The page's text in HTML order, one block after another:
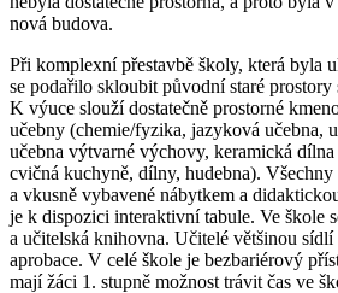
nová budova.
Při komplexní přestavbě školy, která byla
se podařilo skloubit původní staré prostory
K výuce slouží dostatečně prostorné
učebny (chemie/fyzika, jazyková učebna,
učebna výtvarné výchovy, keramická
cvičná kuchyně, dílny, hudebna).
a vkusně vybavené nábytkem a
je k dispozici interaktivní tabule. Ve škole
a učitelská knihovna. Učitelé většinou
aprobace. V celé škole je bezbariérový
mají žáci 1. stupně možnost trávit čas ve